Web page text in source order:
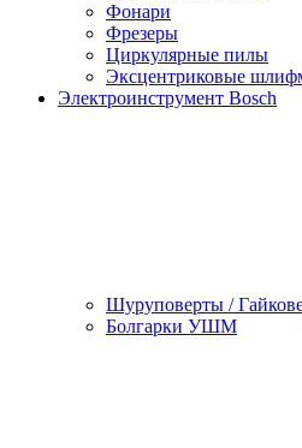
Фонари
Фрезеры
Циркулярные пилы
Эксцентриковые
Электроинструмент Bosch
Шуруповерты /
Болгарки УШМ